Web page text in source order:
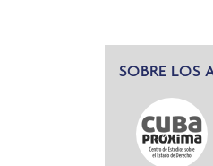
SOBRE LOS